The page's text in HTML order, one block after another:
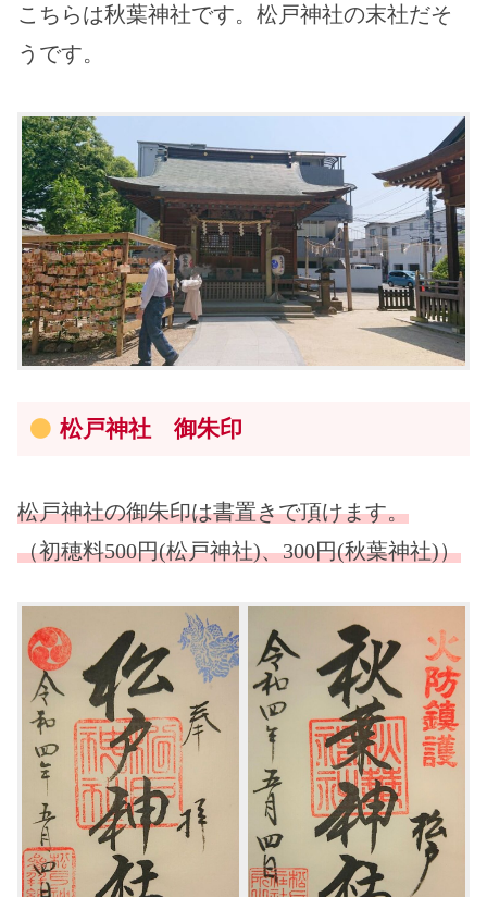
こちらは秋葉神社です。松戸神社の末社だそ
うです。
松戸神社 御朱印
松戸神社の御朱印は書置きで頂けます。
（初穂料500円(松戸神社)、300円(秋葉神社)）